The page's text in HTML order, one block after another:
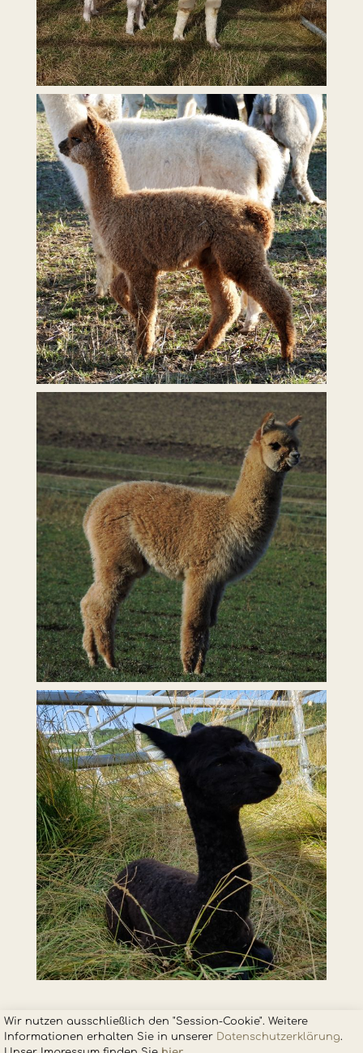
Wir nutzen ausschließlich den "Session-Cookie". Weitere
Informationen erhalten Sie in unserer Datenschutzerklärung.